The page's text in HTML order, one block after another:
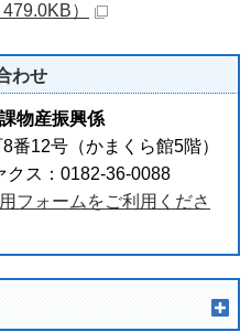
）
わせ
物産振興係
12号（かまくら館5階）
ス：0182-36-0088
フォームをご利用くださ